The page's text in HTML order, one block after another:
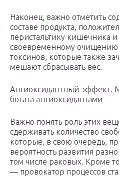
Наконец, важно отметить
составе продукта,
перистальтику кишечника
своевременному очищению
токсинов, которые также
мешают сбрасывать вес.
Антиоксидантный эффект.
богата антиоксидантами
Важно понять роль этих
сдерживать количество
которые, в свою очередь,
вероятность развития
том числе раковых. Кроме
— провокатор процессов